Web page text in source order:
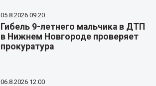
05.8.2026 09:20
Гибель 9-летнего мальчика в ДТП
в Нижнем Новгороде проверяет
прокуратура
06.8.2026 12:00